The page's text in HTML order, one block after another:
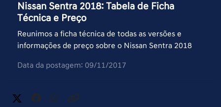
Nissan Sentra 2018: Tabela de Ficha
Técnica e Preço
Reunimos a ficha técnica de todas as versões e
informações de preço sobre o Nissan Sentra 2018
Data da postagem: 09/11/2017